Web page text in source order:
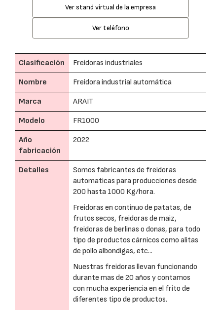
Ver stand virtual de la empresa
Ver teléfono
Clasificación Freidoras industriales
Nombre Freidora industrial automática
Marca ARAIT
Modelo FR1000
Año
fabricación
2022
Detalles
Somos fabricantes de freidoras
automaticas para producciones desde
200 hasta 1000 Kg/hora.
Freidoras en contínuo de patatas, de
frutos secos, freidoras de maiz,
freidoras de berlinas o donas, para todo
tipo de productos cárnicos como alitas
de pollo albondigas, etc...
Nuestras freidoras llevan funcionando
durante mas de 20 años y contamos
con mucha experiencia en el frito de
diferentes tipo de productos.